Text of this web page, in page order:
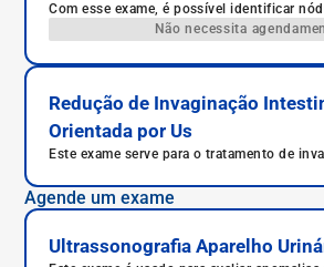
Com esse exame, é possível identificar
analisar suas características e coletar
Não necessita
Redução de Invaginação
Orientada por Us
Este exame serve para o tratamento de
Agende um exame
Ultrassonografia Aparelho